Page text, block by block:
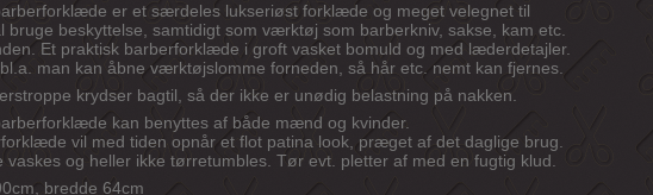
er et særdeles lukseriøst forklæde og meget velegnet til
bruge beskyttelse, samtidigt som værktøj som barberkniv, sakse, kam etc.
Et praktisk barberforklæde i groft vasket bomuld og med læderdetajler.
man kan åbne værktøjslomme forneden, så hår etc. nemt kan fjernes.
krydser bagtil, så der ikke er unødig belastning på nakken.
kan benyttes af både mænd og kvinder.
vil med tiden opnår et flot patina look, præget af det daglige brug.
og heller ikke tørretumbles. Tør evt. pletter af med en fugtig klud.
bredde 64cm